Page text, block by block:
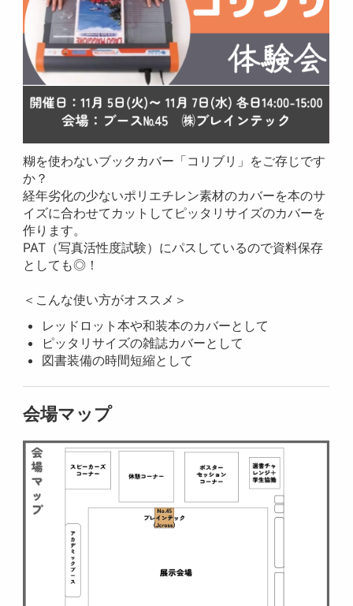
糊を使わないブックカバー「コリブリ」をご存じです
か？
経年劣化の少ないポリエチレン素材のカバーを本のサ
イズに合わせてカットしてピッタリサイズのカバーを
作ります。
PAT（写真活性度試験）にパスしているので資料保存
としても◎！
＜こんな使い方がオススメ＞
レッドロット本や和装本のカバーとして
ピッタリサイズの雑誌カバーとして
図書装備の時間短縮として
会場マップ